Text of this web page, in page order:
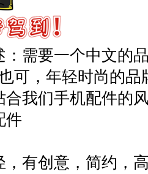
需要一个中文的品
可，年轻时尚的品
合我们手机配件的
有创意，简约，